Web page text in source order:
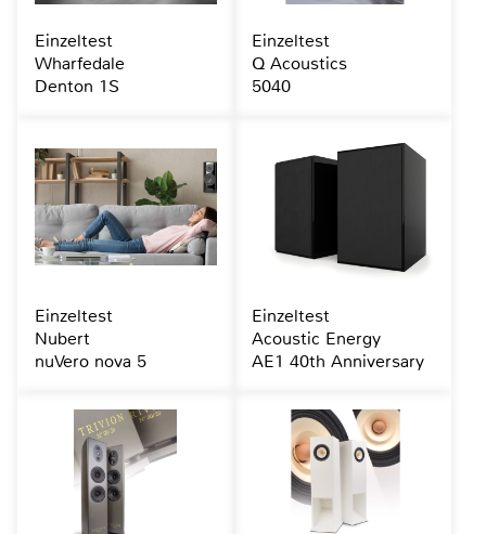
Einzeltest
Wharfedale
Denton 1S
Einzeltest
Q Acoustics
5040
Einzeltest
Nubert
nuVero nova 5
Einzeltest
Acoustic Energy
AE1 40th Anniversary